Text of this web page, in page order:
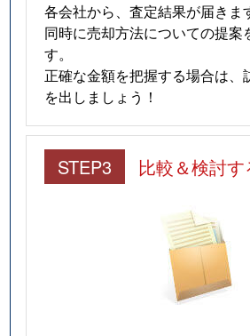
各会社から、査定結果が届きま
同時に売却方法についての提案
す。
正確な金額を把握する場合は、
を出しましょう！
STEP3 比較＆検討す